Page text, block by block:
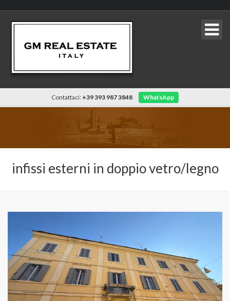
Contattaci: +39 393 987 3848 WhatsApp
infissi esterni in doppio vetro/legno